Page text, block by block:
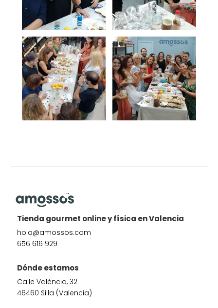
Tienda gourmet online y física en Valencia
hola@amossos.com
656 616 929
Dónde estamos
Calle València, 32
46460 Silla (Valencia)